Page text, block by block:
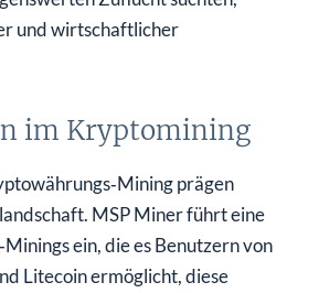
und wirtschaftlicher
im Kryptomining
prägen
MSP Miner führt eine
ein, die es Benutzern von
Litecoin ermöglicht, diese